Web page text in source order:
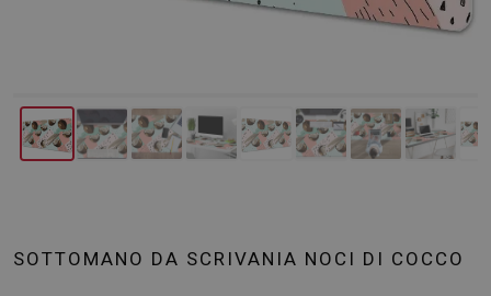
SOTTOMANO DA SCRIVANIA NOCI DI COCCO